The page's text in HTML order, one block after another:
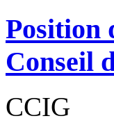
Position
Conseil
CCIG